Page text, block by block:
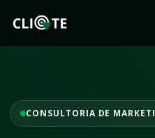
CONSULTORIA DE